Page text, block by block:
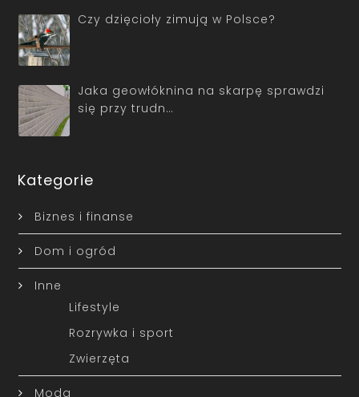
Czy dzięcioły zimują w Polsce?
Jaka geowłóknina na skarpę sprawdzi
się przy trudn…
Kategorie
Biznes i finanse
Dom i ogród
Inne
Lifestyle
Rozrywka i sport
Zwierzęta
Moda